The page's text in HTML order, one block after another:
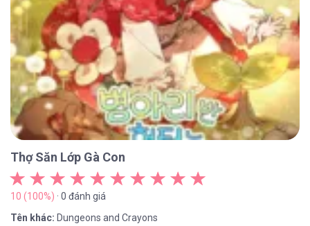
Thợ Săn Lớp Gà Con
10 (100%) · 0 đánh giá
Tên khác: Dungeons and Crayons